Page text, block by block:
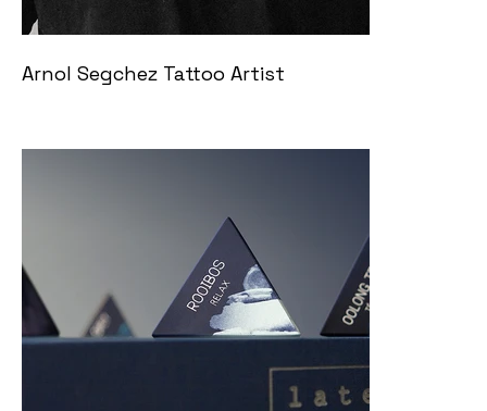
Arnol Segchez Tattoo Artist